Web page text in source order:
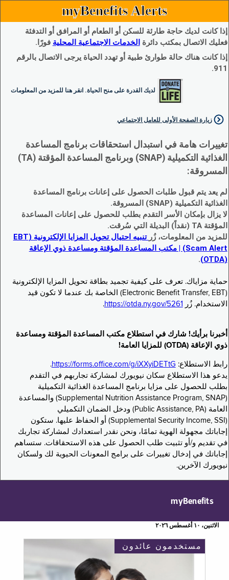
myBenefits Alerts
إذا كانت لديك حاجة طارئة للسكن أو الطعام أو المرافق أو التدفئة
فعليك الاتصال بمكتب دائرة الخدمات الاجتماعية المحلية فورًا.
إذا كانت هناك حالة طوارئ طبية أو تهدد الحياة يرجى الاتصال بالرقم
911.
لديك القدرة على منح الحياة. انقر هنا للمزيد من المعلومات
زيارة الصفحة الأولى للعامل الاجتماعي
تغييرات هامة في استبدال استحقاقات برنامج المساعدة
الغذائية التكميلية (SNAP) وبرنامج المساعدة المؤقتة (TA)
المسروقة:
لم يعد يتم قبول طلبات الحصول على إعانات برنامج المساعدة
الغذائية التكميلية (SNAP) المسروقة.
لا يزال بإمكان الأسر التقدم بطلب للحصول على إعانات المساعدة
المؤقتة TA (نقداً) البديلة التي سُرقت.
للمزيد من المعلومات، زُر
تنبيه احتيال تحويل المزايا الإلكترونية (EBT
Scam Alert) | مكتب المساعدة المؤقتة ومساعدة ذوي الإعاقة
(OTDA)
.
حماية مزاياك. تعرف على كيفية تجميد بطاقة تحويل المزايا الإلكترونية
(Electronic Benefit Transfer, EBT) الخاصة بك عندما لا تكون قيد
الاستخدام. زُر
https://otda.ny.gov/5261
.
أخبرنا برأيك! شارك في استطلاع مكتب المساعدة المؤقتة ومساعدة
ذوي الإعاقة (OTDA) للمزايا العامة!
رابط الاستطلاع: https://forms.office.com/g/iXXyiDETtG
.
يدعو هذا الاستطلاع سكان نيويورك لمشاركة تجاربهم في التقدم
بطلب للحصول على مزايا برنامج المساعدة الغذائية التكميلية
(Supplemental Nutrition Assistance Program, SNAP) والمساعدة
العامة (Public Assistance, PA) ودخل الضمان التكميلي
(Supplemental Security Income, SSI) أو الحفاظ عليها. ستكون
إجاباتك مجهولة الهوية تمامًا، ونحن نقدر استعدادك لمشاركة تجاربك
في تقديم و/أو تثبيت طلب الحصول على هذه الاستحقاقات. ستساهم
إجاباتك في إدخال تغييرات على برامج المعونات الحيوية لك ولسكان
نيويورك الآخرين.
myBenefits
الاثنين، ١٠ أغسطس ٢٠٢٦
مستخدمون عائدون